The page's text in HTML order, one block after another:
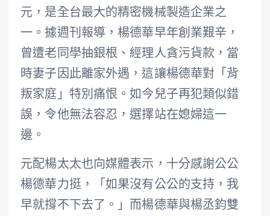
元，是全台最大的精密機械製造企業之
一。據週刊報導，楊德華早年創業艱辛，
曾遭老同學抽銀根、經理人貪污貨款，當
時妻子因此離家外遇，這讓楊德華對「背
叛家庭」特別痛恨。如今兒子再犯類似錯
誤，令他無法容忍，選擇站在媳婦這一
邊。
元配楊太太也向媒體表示，十分感謝公公
楊德華力挺，「如果沒有公公的支持，我
早就撐不下去了。」而楊德華與楊丞鈞雙